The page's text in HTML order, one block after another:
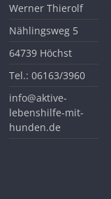
Werner Thierolf
Nählingsweg 5
64739 Höchst
Tel.: 06163/3960
info@aktive-
lebenshilfe-mit-
hunden.de